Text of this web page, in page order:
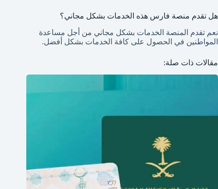
هل تقدم منصة فارس هذه الخدمات بشكل مجاني؟
نعم تقدم المنصة الخدمات بشكل مجاني من أجل مساعدة
المواطنين في الحصول على كافة الخدمات بشكل أفضل.
مقالات ذات صلة: